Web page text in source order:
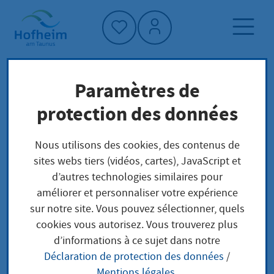
Accueil"
Page d'accueil
Trouver un service
Préoccupations locales
Gefährliche Hunde
Leistungsbeschreibung
Alle Bundesländer haben Gesetze bzw.
Paramètres de
protection des données
Nous utilisons des cookies, des contenus de
sites webs tiers (vidéos, cartes), JavaScript et
d’autres technologies similaires pour
améliorer et personnaliser votre expérience
sur notre site. Vous pouvez sélectionner, quels
cookies vous autorisez. Vous trouverez plus
d’informations à ce sujet dans notre
Déclaration de protection des données /